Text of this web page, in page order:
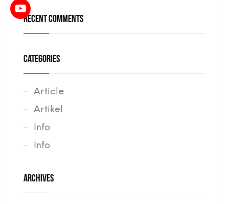
RECENT COMMENTS
CATEGORIES
Article
Artikel
Info
Info
ARCHIVES